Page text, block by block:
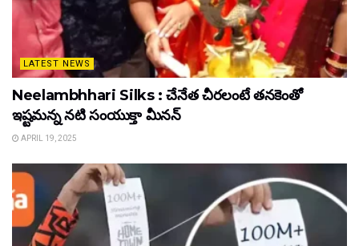
LATEST NEWS
Neelambhhari Silks : చేనేత చీరలంటే తనకెంతో
ఇష్టమన్న నటి సంయుక్తా మీనన్‌
APRIL 19, 2025